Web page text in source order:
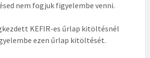
nem fogjuk figyelembe venni.
KEFIR-es űrlap kitöltésnél
ezen űrlap kitöltését.